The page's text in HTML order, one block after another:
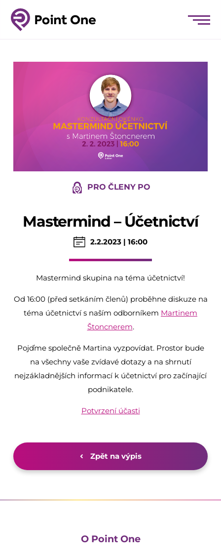
PRO ČLENY PO
Mastermind – Účetnictví
2.2.2023 | 16:00
Mastermind skupina na téma účetnictví!
Od 16:00 (před setkáním členů) proběhne diskuze na
téma účetnictví s naším odborníkem Martinem
Štoncnerem.
Pojďme společně Martina vyzpovídat. Prostor bude
na všechny vaše zvídavé dotazy a na shrnutí
nejzákladnějších informací k účetnictví pro začínající
podnikatele.
Potvrzení účasti
Zpět na výpis
O Point One